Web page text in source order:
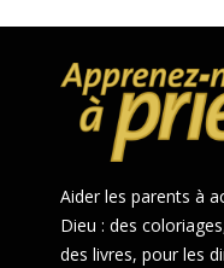
Aider les parents à
Dieu : des
des livres, pour les